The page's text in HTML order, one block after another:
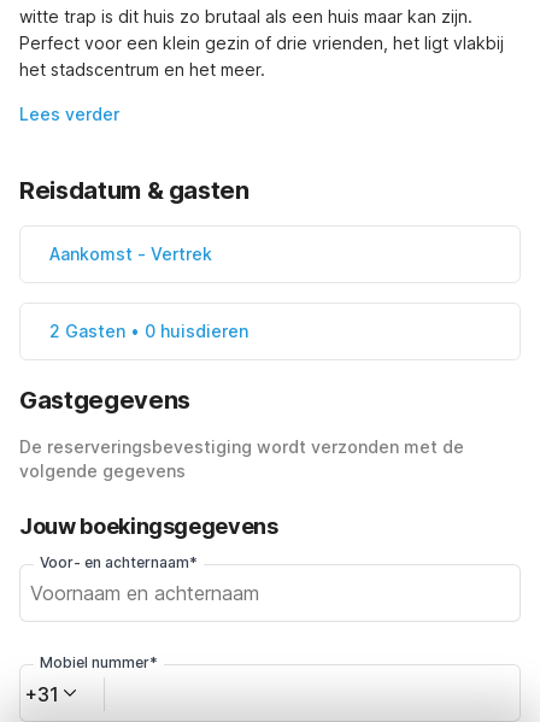
witte trap is dit huis zo brutaal als een huis maar kan zijn.
Perfect voor een klein gezin of drie vrienden, het ligt vlakbij
het stadscentrum en het meer.
Lees verder
Reisdatum & gasten
Aankomst - Vertrek
2 Gasten • 0 huisdieren
Gastgegevens
De reserveringsbevestiging wordt verzonden met de
volgende gegevens
Jouw boekingsgegevens
Voor- en achternaam*
Mobiel nummer*
+31